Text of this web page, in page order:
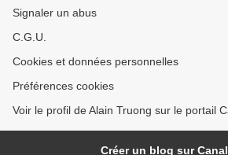
Signaler un abus
C.G.U.
Cookies et données personnelles
Préférences cookies
Voir le profil de Alain Truong sur le portail
Créer un blog sur